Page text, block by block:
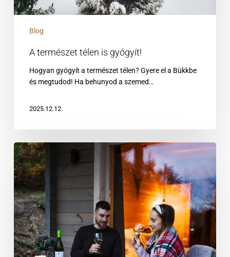
Blog
A természet télen is gyógyít!
Hogyan gyógyít a természet télen? Gyere el a Bükkbe
és megtudod! Ha behunyod a szemed…
2025.12.12.
Éttermi
ajánlások
a
Chalet-
tól